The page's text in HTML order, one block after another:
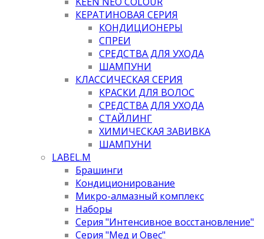
КЕРАТИНОВАЯ СЕРИЯ
КОНДИЦИОНЕРЫ
СПРЕИ
СРЕДСТВА ДЛЯ УХОДА
ШАМПУНИ
КЛАССИЧЕСКАЯ СЕРИЯ
КРАСКИ ДЛЯ ВОЛОС
СРЕДСТВА ДЛЯ УХОДА
СТАЙЛИНГ
ХИМИЧЕСКАЯ ЗАВИВКА
ШАМПУНИ
LABEL.M
Брашинги
Кондиционирование
Микро-алмазный комплекс
Наборы
Серия "Интенсивное восстановление"
Серия "Мед и Овес"